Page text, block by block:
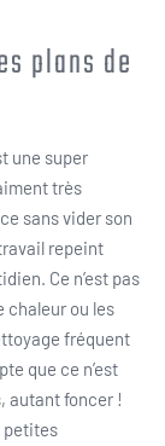
plans de
une super
très
sans vider son
repeint
Ce n’est pas
chaleur ou les
fréquent
que ce n’est
autant foncer !
petites